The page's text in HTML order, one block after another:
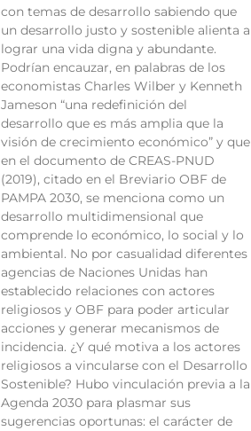
con temas de desarrollo sabiendo que
un desarrollo justo y sostenible alienta a
lograr una vida digna y abundante.
Podrían encauzar, en palabras de los
economistas Charles Wilber y Kenneth
Jameson “una redefinición del
desarrollo que es más amplia que la
visión de crecimiento económico” y que
en el documento de CREAS-PNUD
(2019), citado en el Breviario OBF de
PAMPA 2030, se menciona como un
desarrollo multidimensional que
comprende lo económico, lo social y lo
ambiental. No por casualidad diferentes
agencias de Naciones Unidas han
establecido relaciones con actores
religiosos y OBF para poder articular
acciones y generar mecanismos de
incidencia. ¿Y qué motiva a los actores
religiosos a vincularse con el Desarrollo
Sostenible? Hubo vinculación previa a la
Agenda 2030 para plasmar sus
sugerencias oportunas: el carácter de